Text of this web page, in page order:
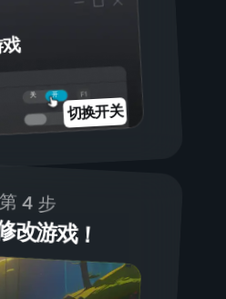
开
关
切换开关
第 4 步
改游戏！